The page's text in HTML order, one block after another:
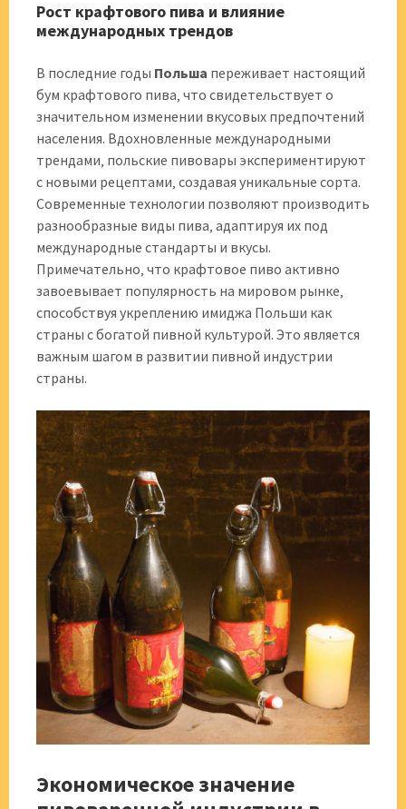
Рост крафтового пива и влияние
международных трендов
В последние годы Польша переживает настоящий
бум крафтового пива‚ что свидетельствует о
значительном изменении вкусовых предпочтений
населения. Вдохновленные международными
трендами‚ польские пивовары экспериментируют
с новыми рецептами‚ создавая уникальные сорта.
Современные технологии позволяют производить
разнообразные виды пива‚ адаптируя их под
международные стандарты и вкусы.
Примечательно‚ что крафтовое пиво активно
завоевывает популярность на мировом рынке‚
способствуя укреплению имиджа Польши как
страны с богатой пивной культурой. Это является
важным шагом в развитии пивной индустрии
страны.
Экономическое значение